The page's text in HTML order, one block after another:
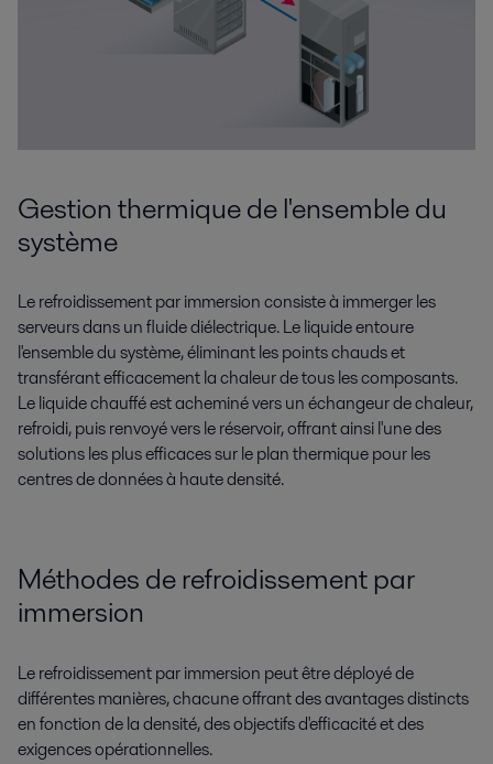
Gestion thermique de l'ensemble du
système
Le refroidissement par immersion consiste à immerger les
serveurs dans un fluide diélectrique. Le liquide entoure
l'ensemble du système, éliminant les points chauds et
transférant efficacement la chaleur de tous les composants.
Le liquide chauffé est acheminé vers un échangeur de chaleur,
refroidi, puis renvoyé vers le réservoir, offrant ainsi l'une des
solutions les plus efficaces sur le plan thermique pour les
centres de données à haute densité.
Méthodes de refroidissement par
immersion
Le refroidissement par immersion peut être déployé de
différentes manières, chacune offrant des avantages distincts
en fonction de la densité, des objectifs d'efficacité et des
exigences opérationnelles.